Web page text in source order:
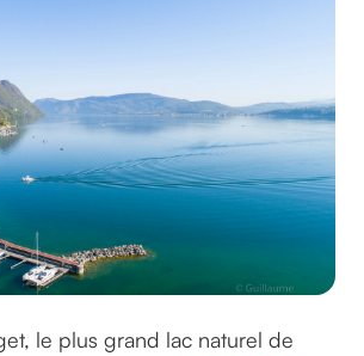
le plus grand lac naturel de